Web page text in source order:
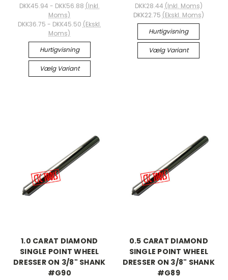
DKK45.94 - DKK56.88 (Inkl.
Moms)
DKK36.75 - DKK45.50 (Ekskl.
Moms)
Hurtigvisning
Vælg Variant
DKK28.44 (Inkl. Moms)
DKK22.75 (Ekskl. Moms)
Hurtigvisning
Vælg Variant
1.0 CARAT DIAMOND
SINGLE POINT WHEEL
DRESSER ON 3/8" SHANK
#G90
0.5 CARAT DIAMOND
SINGLE POINT WHEEL
DRESSER ON 3/8" SHANK
#G89